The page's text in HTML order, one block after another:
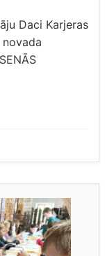
Daci Karjeras